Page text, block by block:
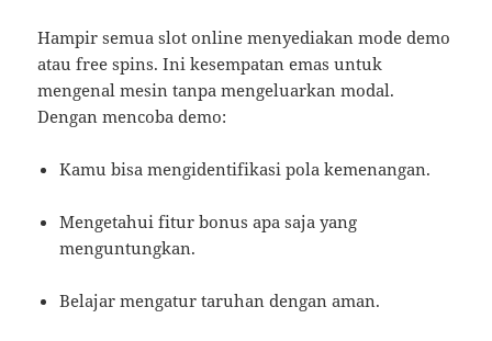
Hampir semua slot online menyediakan mode demo
atau free spins. Ini kesempatan emas untuk
mengenal mesin tanpa mengeluarkan modal.
Dengan mencoba demo:
Kamu bisa mengidentifikasi pola kemenangan.
Mengetahui fitur bonus apa saja yang
menguntungkan.
Belajar mengatur taruhan dengan aman.